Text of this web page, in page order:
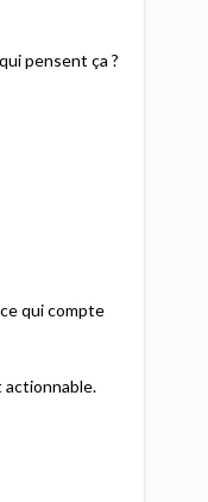
pensent ça ?
qui compte
actionnable.